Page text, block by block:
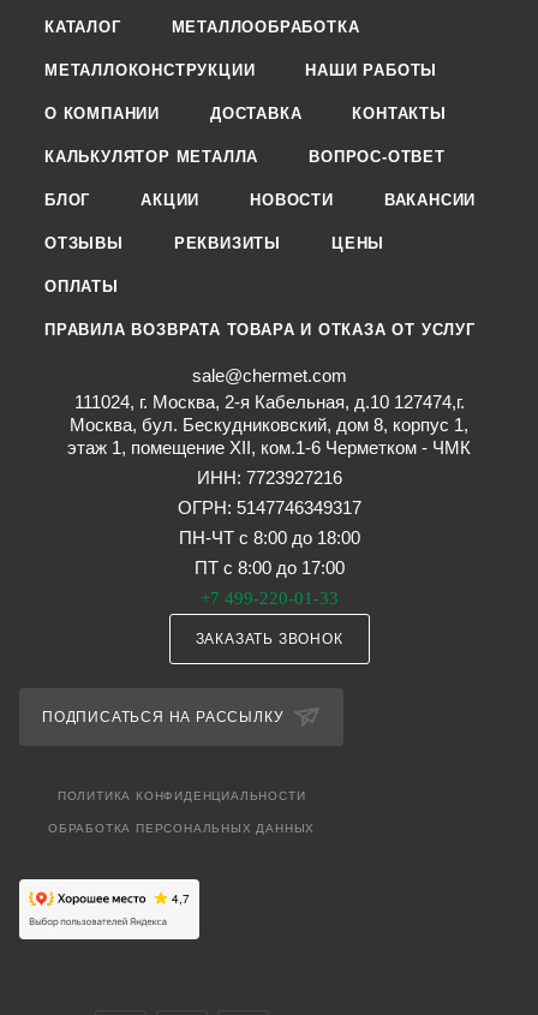
КАТАЛОГ МЕТАЛЛООБРАБОТКА
МЕТАЛЛОКОНСТРУКЦИИ НАШИ РАБОТЫ
О КОМПАНИИ ДОСТАВКА КОНТАКТЫ
КАЛЬКУЛЯТОР МЕТАЛЛА ВОПРОС-ОТВЕТ
БЛОГ АКЦИИ НОВОСТИ ВАКАНСИИ
ОТЗЫВЫ РЕКВИЗИТЫ ЦЕНЫ
ОПЛАТЫ
ПРАВИЛА ВОЗВРАТА ТОВАРА И ОТКАЗА ОТ УСЛУГ
sale@chermet.com
111024, г. Москва, 2-я Кабельная, д.10 127474,г.
Москва, бул. Бескудниковский, дом 8, корпус 1,
этаж 1, помещение XII, ком.1-6 Черметком - ЧМК
ИНН: 7723927216
ОГРН: 5147746349317
ПН-ЧТ с 8:00 до 18:00
ПТ с 8:00 до 17:00
+7 499-220-01-33
ЗАКАЗАТЬ ЗВОНОК
ПОДПИСАТЬСЯ НА РАССЫЛКУ
ПОЛИТИКА КОНФИДЕНЦИАЛЬНОСТИ
ОБРАБОТКА ПЕРСОНАЛЬНЫХ ДАННЫХ